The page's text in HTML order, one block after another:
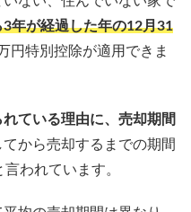
年が経過した年の12月31
円特別控除が適用できま
ている理由に、売却期間
から売却するまでの期間
われています。